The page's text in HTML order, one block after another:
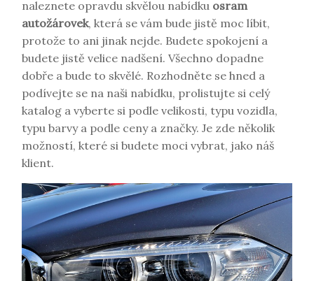
naleznete opravdu skvělou nabídku osram
autožárovek, která se vám bude jistě moc líbit,
protože to ani jinak nejde. Budete spokojení a
budete jistě velice nadšení. Všechno dopadne
dobře a bude to skvělé. Rozhodněte se hned a
podívejte se na naši nabídku, prolistujte si celý
katalog a vyberte si podle velikosti, typu vozidla,
typu barvy a podle ceny a značky. Je zde několik
možností, které si budete moci vybrat, jako náš
klient.